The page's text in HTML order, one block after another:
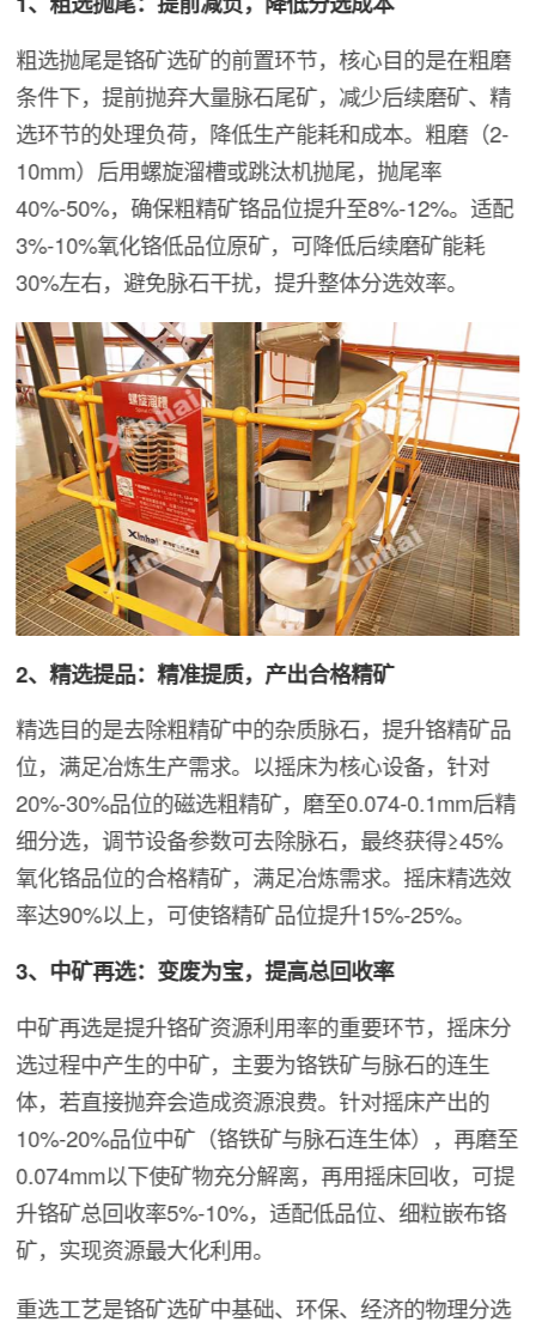
粗选抛尾是铬矿选矿的前置环节，核心目的是在粗磨
条件下，提前抛弃大量脉石尾矿，减少后续磨矿、精
选环节的处理负荷，降低生产能耗和成本。粗磨（2-
10mm）后用螺旋溜槽或跳汰机抛尾，抛尾率
40%-50%，确保粗精矿铬品位提升至8%-12%。适配
3%-10%氧化铬低品位原矿，可降低后续磨矿能耗
30%左右，避免脉石干扰，提升整体分选效率。
2、精选提品：精准提质，产出合格精矿
精选目的是去除粗精矿中的杂质脉石，提升铬精矿品
位，满足冶炼生产需求。以摇床为核心设备，针对
20%-30%品位的磁选粗精矿，磨至0.074-0.1mm后精
细分选，调节设备参数可去除脉石，最终获得≥45%
氧化铬品位的合格精矿，满足冶炼需求。摇床精选效
率达90%以上，可使铬精矿品位提升15%-25%。
3、中矿再选：变废为宝，提高总回收率
中矿再选是提升铬矿资源利用率的重要环节，摇床分
选过程中产生的中矿，主要为铬铁矿与脉石的连生
体，若直接抛弃会造成资源浪费。针对摇床产出的
10%-20%品位中矿（铬铁矿与脉石连生体），再磨至
0.074mm以下使矿物充分解离，再用摇床回收，可提
升铬矿总回收率5%-10%，适配低品位、细粒嵌布铬
矿，实现资源最大化利用。
重选工艺是铬矿选矿中基础、环保、经济的物理分选